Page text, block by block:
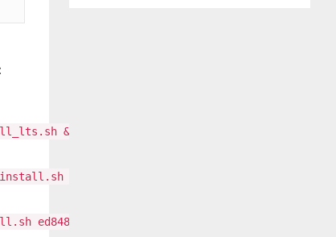
&& bash install.sh ed8484bec
ed8484bec
ed8484bec